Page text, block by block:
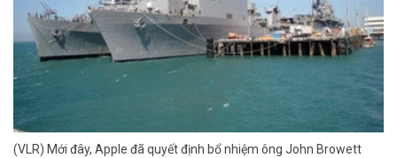
(VLR) Mới đây, Apple đã quyết định bổ nhiệm ông John Browett